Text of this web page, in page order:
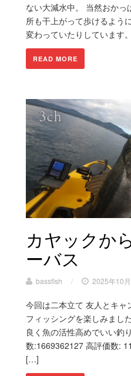
ない大減水中。 当然おか
所も干上がって歩けるよう
変わっていたりしています
READ MORE
カヤックか
ーバス
bassfish / 2025年10
今回は二本立て 友人とキャ
フィッシングを楽しみまし
良く魚の活性高めでいい釣
数:1669362127 高評価数:
[…]